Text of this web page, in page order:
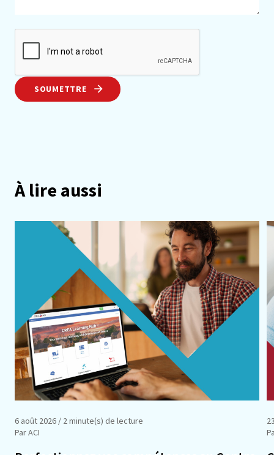
SOUMETTRE
À lire aussi
6 août 2026 / 2 minute(s) de lecture
Par ACI